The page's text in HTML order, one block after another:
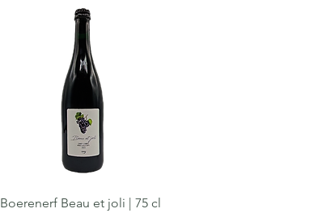
Snel overzicht
Boerenerf Beau et joli | 75 cl